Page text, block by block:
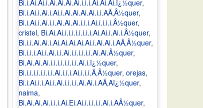
Bi.i.Ai.Ai.i.Ai.Ai.Ai.Ai.i.i.i.Ai.Ai.Ai.ï¿½quer,
Bi.i.Ai.i.Ai.i.Ai.i.Ai.Ai.Ai.Ai.i.i.AÃ‚Â½quer,
Bi.i.Ai.i.Ai.i.i.Ai.Ai.Ai.i.i.i.Ai.i.i.i.i.Â½quer,
cristel, Bi.Ai.Ai.i.i.i.i.i.i.i.i.Ai.Ai.i.Ai.i.Â½quer,
Bi.i.i.Ai.Ai.i.Ai.Ai.Ai.Ai.Ai.i.Ai.Ai.i.AÃ‚Â½quer,
Bi.i.i.i.Ai.i.Ai.i.i.Ai.i.i.i.i.i.i.Ai.Ai.Â½quer,
Bi.Ai.Ai.Ai.i.i.i.i.i.i.i.i.Ai.i.ï¿½quer,
Bi.i.i.i.i.i.i.i.i.Ai.i.i.i.Ai.i.i.i.Ã‚Â½quer, orejas,
Bi.i.Ai.i.i.Ai.i.Ai.i.i.i.i.Ai.Ai.i.AÃ‚Aï¿½quer,
naima,
Bi.Ai.Ai.Ai.i.i.i.Ai.Ei.Ai.i.i.i.i.i.Ai.i.AÂ½quer,